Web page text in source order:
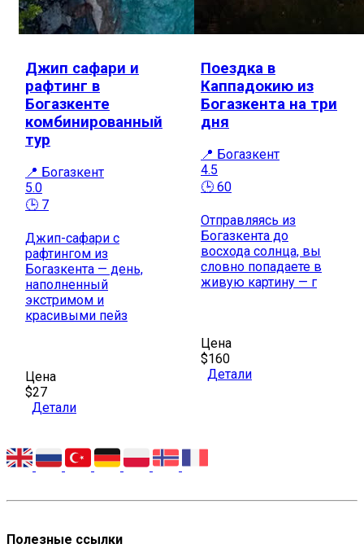
Джип сафари и
рафтинг в
Богазкенте
комбинированный
тур
📍 Богазкент
5.0
🕒 7
Джип-сафари с
рафтингом из
Богазкента — день,
наполненный
экстримом и
красивыми пейз
Цена
$27
Детали
Поездка в
Каппадокию из
Богазкента на три
дня
📍 Богазкент
4.5
🕒 60
Отправляясь из
Богазкента до
восхода солнца, вы
словно попадаете в
живую картину — г
Цена
$160
Детали
Полезные ссылки